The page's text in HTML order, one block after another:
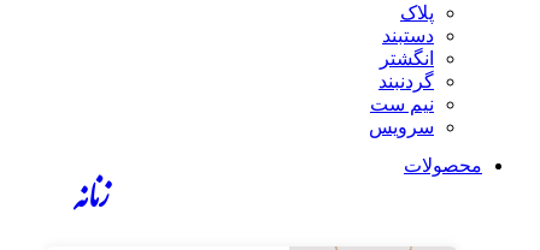
پلاک
دستبند
انگشتر
گردنبند
نیم ست
سرویس
محصولات
زنانه